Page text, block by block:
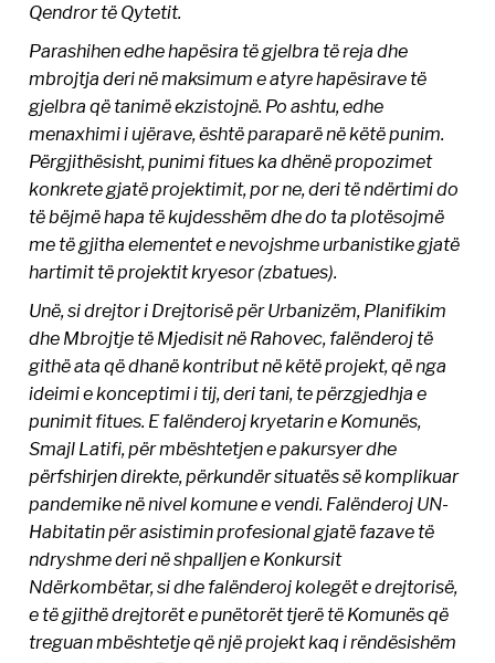
Qendror të Qytetit.
Parashihen edhe hapësira të gjelbra të reja dhe
mbrojtja deri në maksimum e atyre hapësirave të
gjelbra që tanimë ekzistojnë. Po ashtu, edhe
menaxhimi i ujërave, është paraparë në këtë punim.
Përgjithësisht, punimi fitues ka dhënë propozimet
konkrete gjatë projektimit, por ne, deri të ndërtimi do
të bëjmë hapa të kujdesshëm dhe do ta plotësojmë
me të gjitha elementet e nevojshme urbanistike gjatë
hartimit të projektit kryesor (zbatues).
Unë, si drejtor i Drejtorisë për Urbanizëm, Planifikim
dhe Mbrojtje të Mjedisit në Rahovec, falënderoj të
githë ata që dhanë kontribut në këtë projekt, që nga
ideimi e konceptimi i tij, deri tani, te përzgjedhja e
punimit fitues. E falënderoj kryetarin e Komunës,
Smajl Latifi, për mbështetjen e pakursyer dhe
përfshirjen direkte, përkundër situatës së komplikuar
pandemike në nivel komune e vendi. Falënderoj UN-
Habitatin për asistimin profesional gjatë fazave të
ndryshme deri në shpalljen e Konkursit
Ndërkombëtar, si dhe falënderoj kolegët e drejtorisë,
e të gjithë drejtorët e punëtorët tjerë të Komunës që
treguan mbështetje që një projekt kaq i rëndësishëm